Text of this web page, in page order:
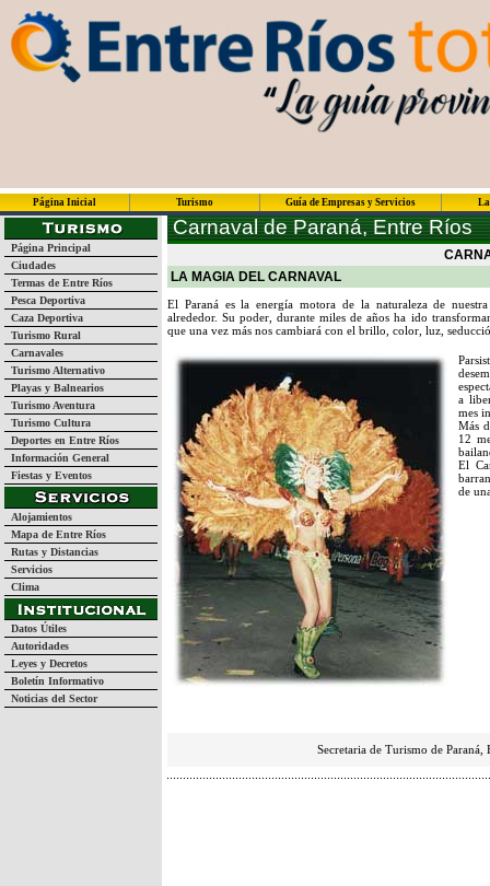
Página Inicial Turismo Guía de Empresas y Servicios
Página Principal
Ciudades
Termas de Entre Ríos
Pesca Deportiva
Caza Deportiva
Turismo Rural
Carnavales
Turismo Alternativo
Playas y Balnearios
Turismo Aventura
Turismo Cultura
Deportes en Entre Ríos
Información General
Fiestas y Eventos
Alojamientos
Mapa de Entre Ríos
Rutas y Distancias
Servicios
Clima
Datos Útiles
Autoridades
Leyes y Decretos
Boletín Informativo
Noticias del Sector
Carnaval de Paraná, Entre Ríos
LA MAGIA DEL CARNAVAL
El Paraná es la energía motora de la naturaleza de
alrededor. Su poder, durante miles de años ha ido
que una vez más nos cambiará con el brillo, color, luz,
a
mes
Más
12
El
de
Secretaria de Turismo de Paraná,